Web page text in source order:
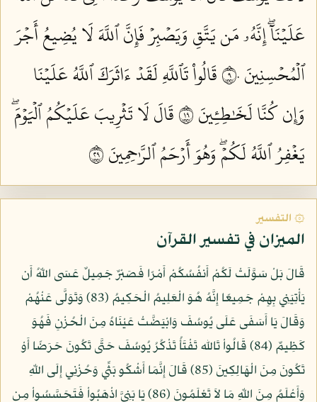
عَلَيۡنَآۖ إِنَّهُۥ مَن يَتَّقِ وَيَصۡبِرۡ فَإِنَّ ٱللَّهَ لَا يُضِيعُ أَجۡرَ
ٱلۡمُحۡسِنِينَ ٩٠
قَالُواْ تَٱللَّهِ لَقَدۡ ءَاثَرَكَ ٱللَّهُ عَلَيۡنَا
وَإِن كُنَّا لَخَٰطِـِٔينَ ٩١
قَالَ لَا تَثۡرِيبَ عَلَيۡكُمُ ٱلۡيَوۡمَۖ
يَغۡفِرُ ٱللَّهُ لَكُمۡۖ وَهُوَ أَرۡحَمُ ٱلرَّٰحِمِينَ ٩٢
۞ التفسير
الميزان في تفسير القرآن
قَالَ بَلْ سَوَّلَتْ لَكُمْ أَنفُسُكُمْ أَمْرًا فَصَبْرٌ جَمِيلٌ عَسَى اللّهُ أَن
يَأْتِيَنِي بِهِمْ جَمِيعًا إِنَّهُ هُوَ الْعَلِيمُ الْحَكِيمُ (83) وَتَوَلَّى عَنْهُمْ
وَقَالَ يَا أَسَفَى عَلَى يُوسُفَ وَابْيَضَّتْ عَيْنَاهُ مِنَ الْحُزْنِ فَهُوَ
كَظِيمٌ (84) قَالُواْ تَالله تَفْتَأُ تَذْكُرُ يُوسُفَ حَتَّى تَكُونَ حَرَضًا أَوْ
تَكُونَ مِنَ الْهَالِكِينَ (85) قَالَ إِنَّمَا أَشْكُو بَثِّي وَحُزْنِي إِلَى اللّهِ
وَأَعْلَمُ مِنَ اللّهِ مَا لاَ تَعْلَمُونَ (86) يَا بَنِيَّ اذْهَبُواْ فَتَحَسَّسُواْ مِن